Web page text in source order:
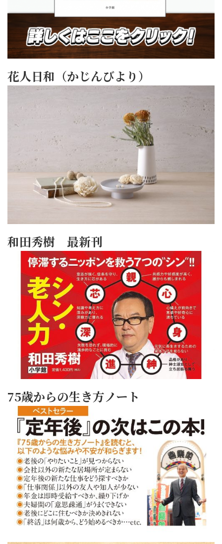
花人日和（かじんびより）
和田秀樹 最新刊
75歳からの生き方ノート